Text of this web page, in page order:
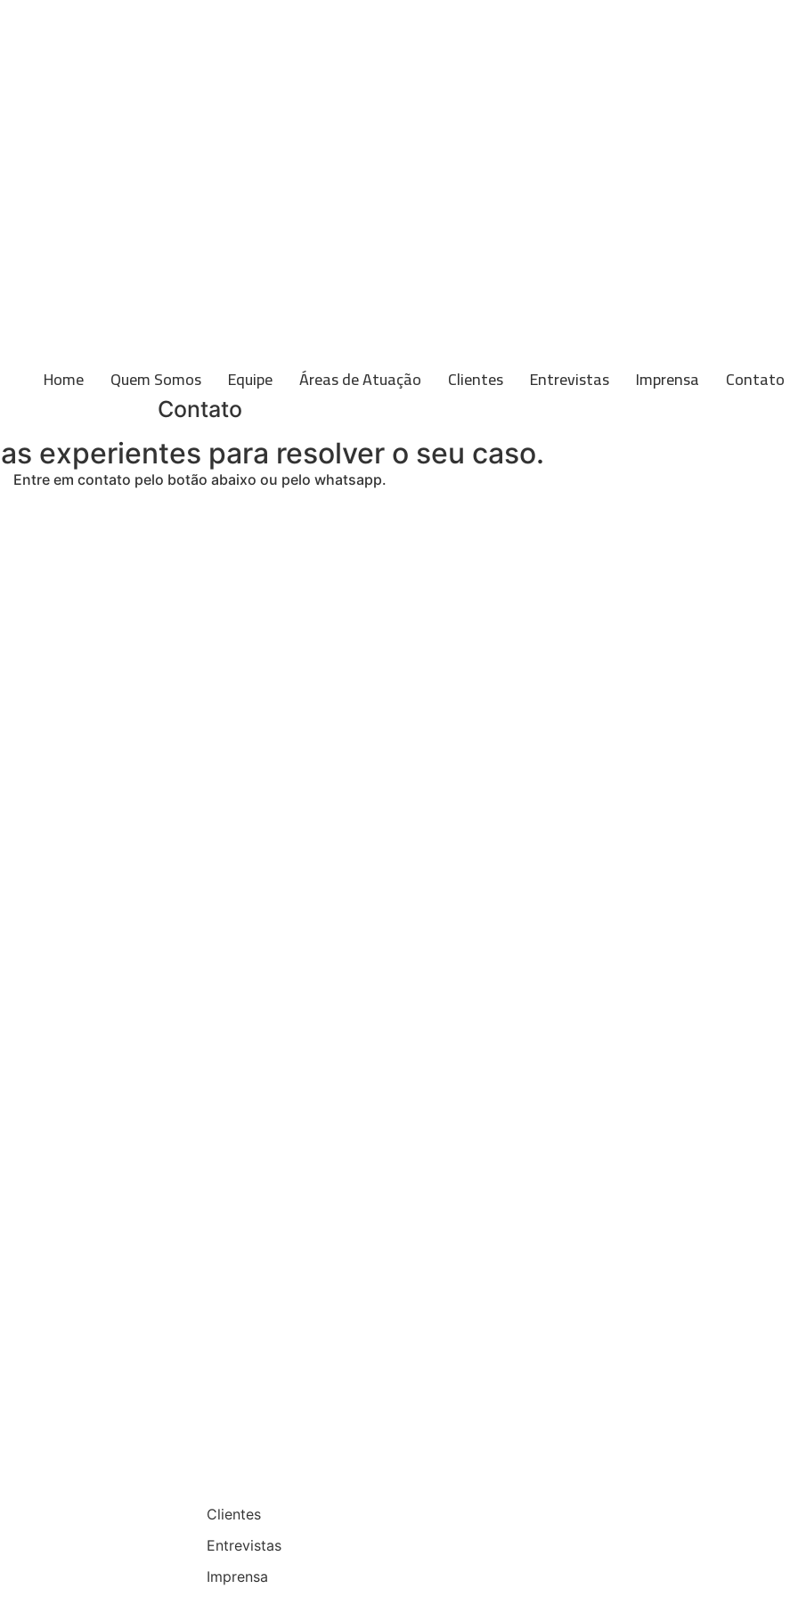
Home Quem Somos Equipe Áreas de Atuação Clientes Entrevistas Imprensa Contato
Contato
experientes para resolver o seu caso.
Entre em contato pelo botão abaixo ou pelo whatsapp.
Clientes
Entrevistas
Imprensa